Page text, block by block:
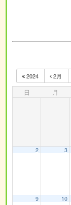
2024 2月
日 月
2 3
9 10